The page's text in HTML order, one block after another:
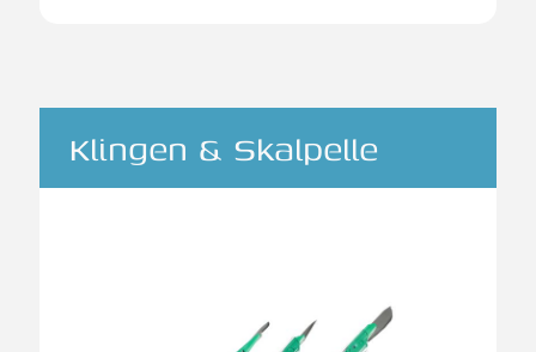
Klingen & Skalpelle